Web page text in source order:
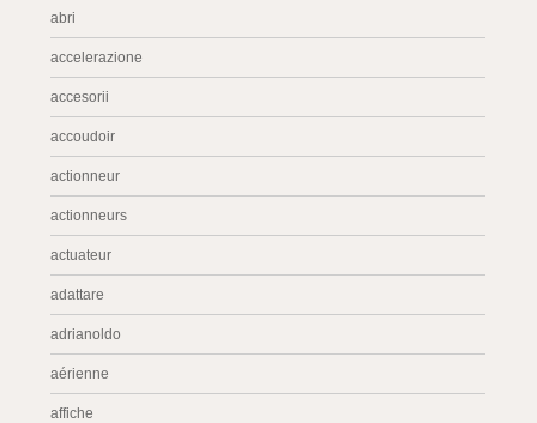
abri
accelerazione
accesorii
accoudoir
actionneur
actionneurs
actuateur
adattare
adrianoldo
aérienne
affiche